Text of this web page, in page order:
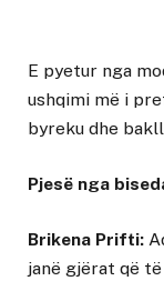
E pyetur nga
ushqimi më i
byreku dhe
Pjesë nga
Brikena Prifti:
janë gjërat që